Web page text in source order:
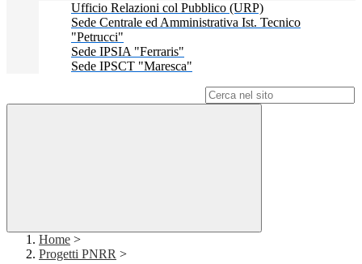
Ufficio Relazioni col Pubblico (URP)
Sede Centrale ed Amministrativa Ist. Tecnico
"Petrucci"
Sede IPSIA "Ferraris"
Sede IPSCT "Maresca"
Home >
Progetti PNRR >